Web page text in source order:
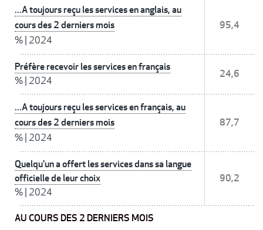
...A toujours reçu les services en anglais, au
cours des 2 derniers mois
% 2024
95,4
Préfère recevoir les services en français
% 2024
24,6
...A toujours reçu les services en français, au
cours des 2 derniers mois
% 2024
87,7
Quelqu'un a offert les services dans sa langue
officielle de leur choix
% 2024
90,2
AU COURS DES 2 DERNIERS MOIS